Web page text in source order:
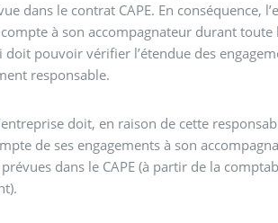
dans le contrat CAPE. En conséquence,
à son accompagnateur durant
doit pouvoir vérifier l’étendue des
responsable.
doit, en raison de cette
de ses engagements à son
dans le CAPE (à partir de la